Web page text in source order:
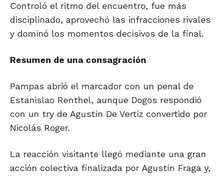
Controló el ritmo del encuentro, fue más
disciplinado, aprovechó las infracciones rivales
y dominó los momentos decisivos de la final.
Resumen de una consagración
Pampas abrió el marcador con un penal de
Estanislao Renthel, aunque Dogos respondió
con un try de Agustín De Vertiz convertido por
Nicolás Roger.
La reacción visitante llegó mediante una gran
acción colectiva finalizada por Agustín Fraga y,